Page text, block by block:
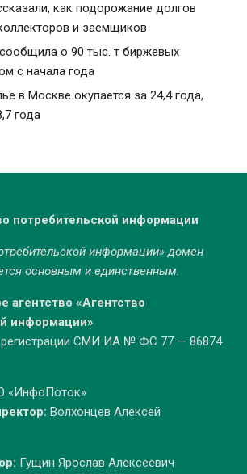
как подорожание долгов
и заемщиков
о 90 тыс. т биржевых
с начала года
в Москве окупается за 24,4 года,
года
потребительской информации
информации» домен
основным и единственным.
агентство «Агентство
информации»
регистрации СМИ ИА № ФС 77 — 86874
«ИнфоПоток»
Волхонцев Алексей
Гущин Ярослав Алексеевич